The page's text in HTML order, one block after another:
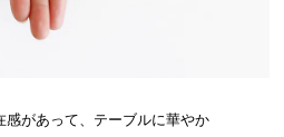
感があって、テーブルに華やか